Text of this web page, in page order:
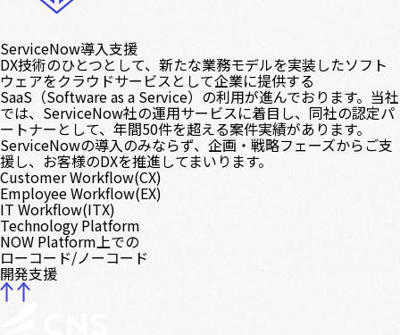
ServiceNow導入支援
DX技術のひとつとして、新たな業務モデルを実装したソフト
ウェアをクラウドサービスとして企業に提供する
SaaS（Software as a Service）の利用が進んでおります。当社
では、ServiceNow社の運用サービスに着目し、同社の認定パ
ートナーとして、年間50件を超える案件実績があります。
ServiceNowの導入のみならず、企画・戦略フェーズからご支
援し、お客様のDXを推進してまいります。
Customer Workflow(CX)
Employee Workflow(EX)
IT Workflow(ITX)
Technology Platform
NOW Platform上での
ローコード/ノーコード
開発支援